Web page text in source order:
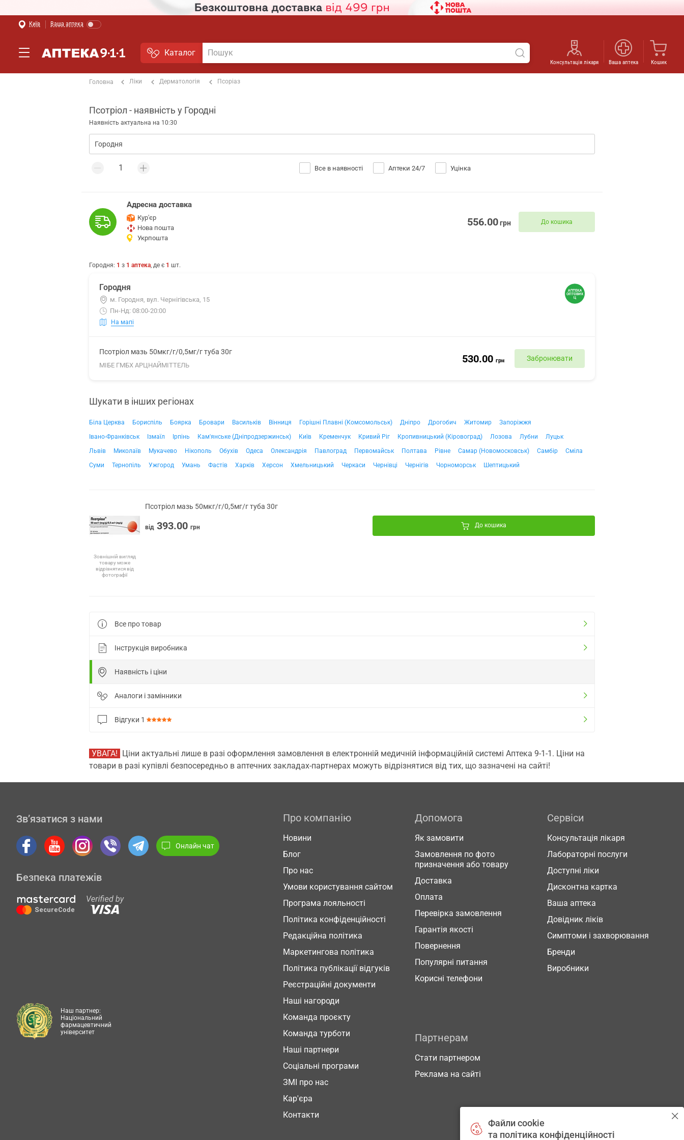
Київ Ваша аптека
Каталог
Консультація лікаря Ваша аптека Кошик
Головна Ліки Дерматологія Псоріаз
Псотріол - наявність у Городні
Наявність актуальна на 10:30
Все в наявності Аптеки 24/7 Уцінка
Адресна доставка
Кур'єр
Нова пошта
Укрпошта
556.00грн До кошика
Городня: 1 з 1 аптека, де є 1 шт.
Городня
м. Городня, вул. Чернігівська, 15
Пн-Нд: 08:00-20:00
На мапі
Псотріол мазь 50мкг/г/0,5мг/г туба 30г
МІБЕ ГМБХ АРЦНАЙМІТТЕЛЬ
530.00 грн Забронювати
Шукати в інших регіонах
Біла Церква Бориспіль Боярка Бровари Васильків Вінниця Горішні Плавні (Комсомольськ) Дніпро Дрогобич Житомир
Запоріжжя
Івано-Франківськ
Ізмаїл Ірпінь Кам'янське (Дніпродзержинськ) Київ Кременчук Кривий Ріг Кропивницький (Кіровоград) Лозова Лубни
Луцьк
Львів
Миколаїв Мукачево Нікополь Обухів Одеса Олександрія Павлоград Первомайськ Полтава Рівне Самар (Новомосковськ) Самбір
Сміла
Суми
Тернопіль Ужгород Умань Фастів Харків Херсон Хмельницький Черкаси Чернівці Чернігів Чорноморськ Шептицький
Зовнішній вигляд
товару може
відрізнятися від
фотографії
Псотріол мазь 50мкг/г/0,5мг/г туба 30г
від 393.00 грн До кошика
Все про товар
Інструкція виробника
Наявність і ціни
Аналоги і замінники
Відгуки 1
УВАГА! Ціни актуальні лише в разі оформлення замовлення в електронній медичній інформаційній системі Аптека 9-1-1. Ціни на
товари в разі купівлі безпосередньо в аптечних закладах-партнерах можуть відрізнятися від тих, що зазначені на сайті!
Зв’язатися з нами
Онлайн чат
Безпека платежів
Про компанію
Новини
Блог
Про нас
Умови користування сайтом
Програма лояльності
Політика конфіденційності
Редакційна політика
Маркетингова політика
Політика публікації відгуків
Реєстраційні документи
Наші нагороди
Команда проєкту
Команда турботи
Наші партнери
Соціальні програми
ЗМІ про нас
Кар'єра
Контакти
Допомога
Як замовити
Замовлення по фото
призначення або товару
Доставка
Оплата
Перевірка замовлення
Гарантія якості
Повернення
Популярні питання
Корисні телефони
Сервіси
Консультація лікаря
Лабораторні послуги
Доступні ліки
Дисконтна картка
Ваша аптека
Довідник ліків
Симптоми і захворювання
Бренди
Виробники
Партнерам
Стати партнером
Реклама на сайті
Наш партнер:
Національний
фармацевтичний
університет
Файли cookie
та політика конфіденційності